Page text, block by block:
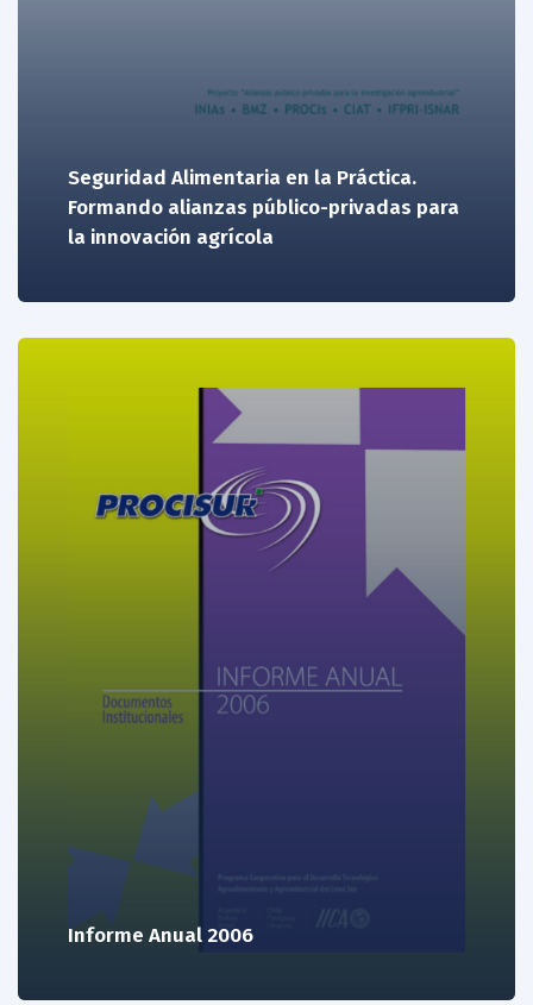
Seguridad Alimentaria en la Práctica.
Formando alianzas público-privadas para
la innovación agrícola
Informe Anual 2006